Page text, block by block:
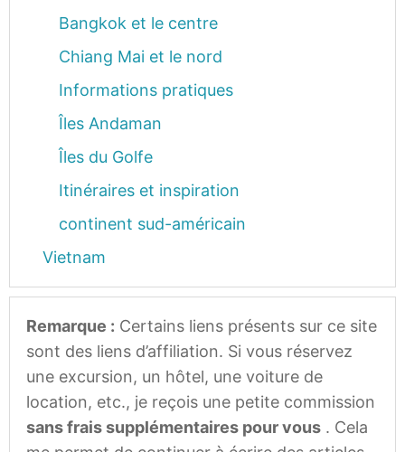
Bangkok et le centre
Chiang Mai et le nord
Informations pratiques
Îles Andaman
Îles du Golfe
Itinéraires et inspiration
continent sud-américain
Vietnam
Remarque : Certains liens présents sur ce site
sont des liens d’affiliation. Si vous réservez
une excursion, un hôtel, une voiture de
location, etc., je reçois une petite commission
sans frais supplémentaires pour vous . Cela